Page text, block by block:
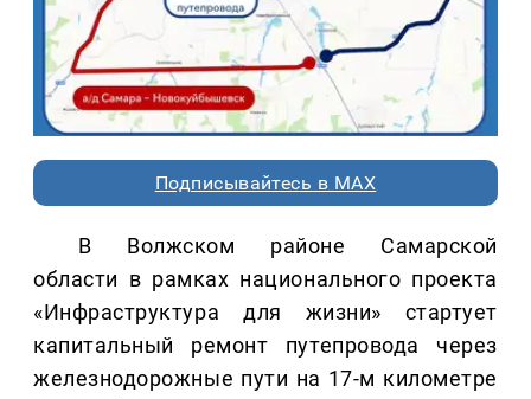
Подписывайтесь в MAX
В Волжском районе Самарской
области в рамках национального проекта
«Инфраструктура для жизни» стартует
капитальный ремонт путепровода через
железнодорожные пути на 17-м километре